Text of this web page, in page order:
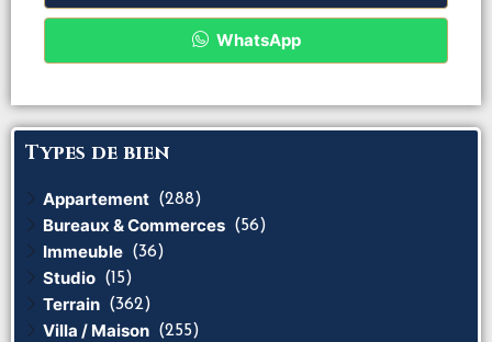
WhatsApp
Types de bien
Appartement (288)
Bureaux & Commerces (56)
Immeuble (36)
Studio (15)
Terrain (362)
Villa / Maison (255)